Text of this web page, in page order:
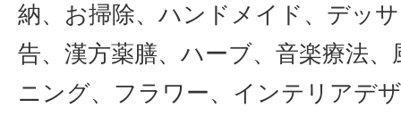
納、お掃除、ハンドメイド、デッ
告、漢方薬膳、ハーブ、音楽療法、
ニング、フラワー、インテリアデ